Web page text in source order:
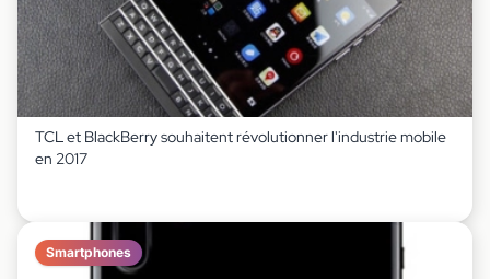
TCL et BlackBerry souhaitent révolutionner l'industrie mobile
en 2017
Smartphones